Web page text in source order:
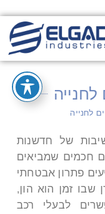
לחנייה
של חדשנות
חכמים שמביאים
פתרון אבטחתי
שבו זמן הוא הון,
לבעלי רכב